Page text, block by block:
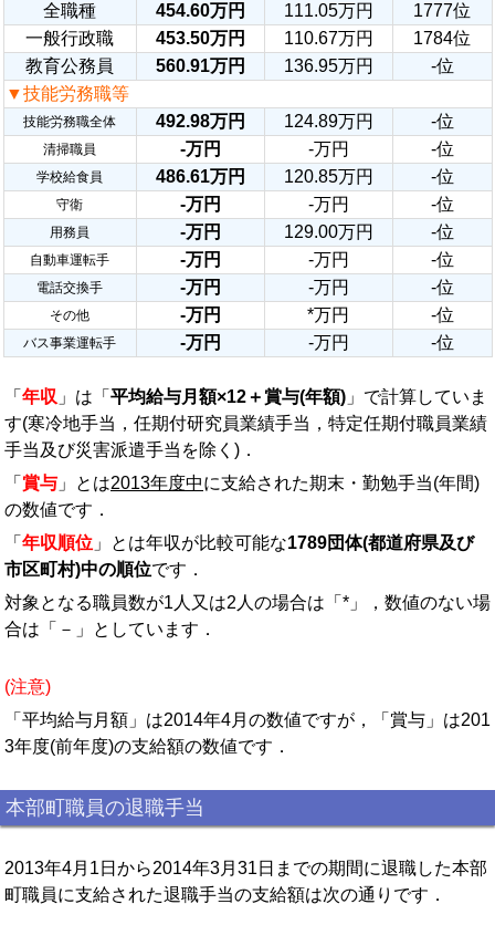
全職種 454.60万円 111.05万円
1777位
一般行政職
453.50万円 110.67万円
1784位
教育公務員
560.91万円 136.95万円
-位
▼技能労務職等
技能労務職全体 492.98万円 124.89万円 -位
清掃職員 -万円 -万円 -位
学校給食員 486.61万円 120.85万円 -位
守衛 -万円 -万円 -位
用務員 -万円 129.00万円 -位
自動車運転手 -万円 -万円 -位
電話交換手 -万円 -万円 -位
その他 -万円 *万円 -位
バス事業運転手 -万円 -万円 -位
「 年収 」は「 平均給与月額×12＋賞与(年額) 」で計算していま
す(寒冷地手当，任期付研究員業績手当，特定任期付職員業績
手当及び災害派遣手当を除く)．
「 賞与 」とは2013年度中に支給された期末・勤勉手当(年間)
の数値です．
「 年収順位 」とは年収が比較可能な1789団体(都道府県及び
市区町村)中の順位です．
対象となる職員数が1人又は2人の場合は「*」，数値のない場
合は「－」としています．
(注意)
「平均給与月額」は2014年4月の数値ですが，「賞与」は201
3年度(前年度)の支給額の数値です．
本部町職員の退職手当
2013年4月1日から2014年3月31日までの期間に退職した本部
町職員に支給された退職手当の支給額は次の通りです．